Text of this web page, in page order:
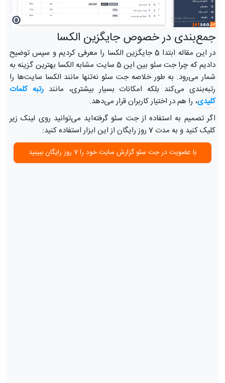
جمع‌بندی در خصوص جایگزین الکسا
در این مقاله ابتدا 5 جایگزین الکسا را معرفی کردیم و سپس توضیح
دادیم که چرا جت سئو بین این 5 سایت مشابه الکسا بهترین گزینه به
شمار می‌رود. به طور خلاصه جت سئو نه‌تنها مانند الکسا سایت‌ها را
رتبه‌بندی می‌کند بلکه امکانات بسیار بیشتری، مانند
کلیدی، را هم در اختیار کاربران قرار می‌دهد.
اگر تصمیم به استفاده از جت سئو گرفته‌اید می‌توانید روی لینک زیر
کلیک کنید و به مدت 7 روز رایگان از این ابزار استفاده کنید:
با عضویت در جت سئو گزارش سایت خود را 7 روز رایگان ببینید